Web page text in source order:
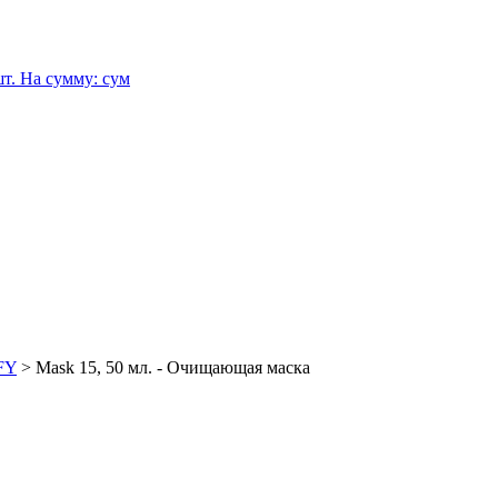
На сумму: сум
> Mask 15, 50 мл. - Очищающая маска